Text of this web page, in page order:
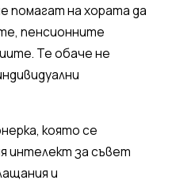
помагат на хората да
пенсионните
Те обаче не
която се
интелект за съвет
и